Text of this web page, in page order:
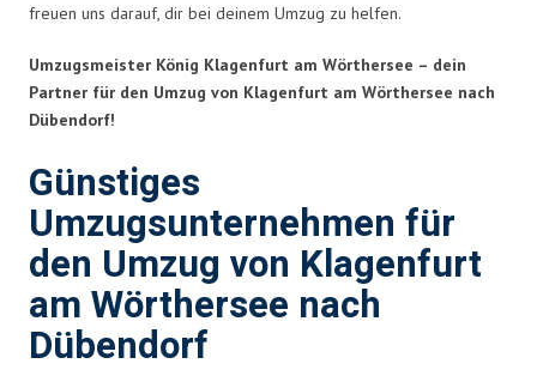
freuen uns darauf, dir bei deinem Umzug zu helfen.
Umzugsmeister König Klagenfurt am Wörthersee – dein
Partner für den Umzug von Klagenfurt am Wörthersee nach
Dübendorf!
Günstiges
Umzugsunternehmen für
den Umzug von Klagenfurt
am Wörthersee nach
Dübendorf